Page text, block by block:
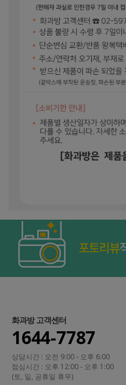
화과방 고객센터
1644-7787
상담시간 : 오전 9:00 - 오후 6:00
점심시간 : 오후 12:00 - 오후 1:00
(토, 일, 공휴일 휴무)